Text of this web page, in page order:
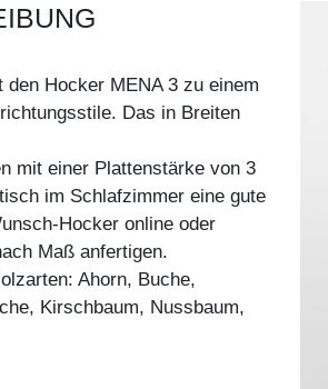
Hocker MENA 3 zu einem
Das in Breiten
mit einer Plattenstärke von 3
im Schlafzimmer eine gute
Hocker online oder
Maß anfertigen.
Ahorn, Buche,
Kirschbaum, Nussbaum,